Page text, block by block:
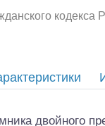
кодекса
двойного